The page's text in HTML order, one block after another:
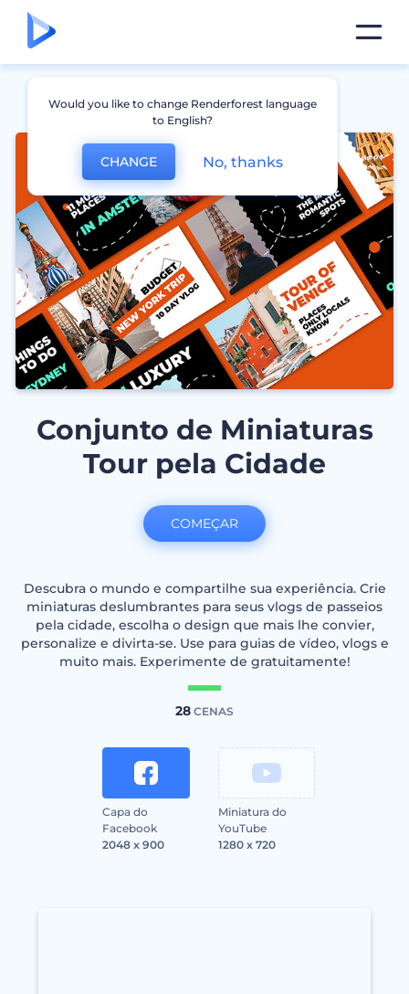
Conjunto de Miniaturas
Tour pela Cidade
Descubra o mundo e compartilhe sua experiência. Crie
miniaturas deslumbrantes para seus vlogs de passeios
pela cidade, escolha o design que mais lhe convier,
personalize e divirta-se. Use para guias de vídeo, vlogs e
muito mais. Experimente de gratuitamente!
28 CENAS
Capa do
Facebook
2048 x 900
Miniatura do
YouTube
1280 x 720
COMEÇAR
Would you like to change Renderforest language
to English?
CHANGE No, thanks